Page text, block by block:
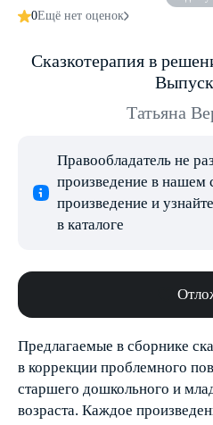
0Ещё нет оценок
Сказкотерапия в
Татьяна
Правообладатель не
произведение в нашем
произведение и
в каталоге
Предлагаемые в сборнике
в коррекции проблемного
старшего дошкольного и
возраста. Каждое